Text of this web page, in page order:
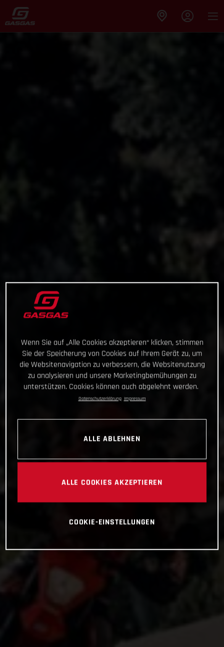
Wenn Sie auf „Alle Cookies akzeptieren“ klicken, stimmen
Sie der Speicherung von Cookies auf Ihrem Gerät zu, um
die Websitenavigation zu verbessern, die Websitenutzung
zu analysieren und unsere Marketingbemühungen zu
unterstützen. Cookies können auch abgelehnt werden.
Datenschutzerklärung Impressum
ALLE ABLEHNEN
ALLE COOKIES AKZEPTIEREN
COOKIE-EINSTELLUNGEN